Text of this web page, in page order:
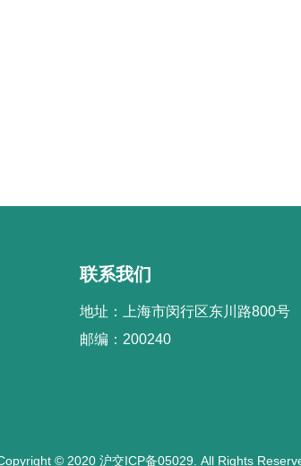
联系我们
地址：上海市闵行区东川路800号
邮编：200240
© 2020 沪交ICP备05029. All Rights